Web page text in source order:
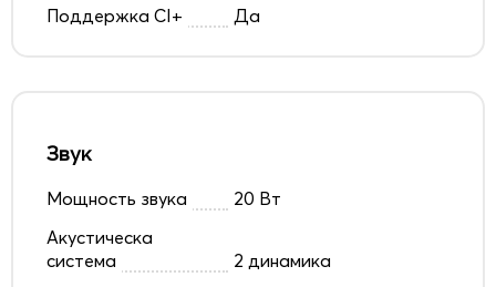
Поддержка CI+
Да
Звук
Мощность звука
20 Вт
Акустическа
система
2 динамика